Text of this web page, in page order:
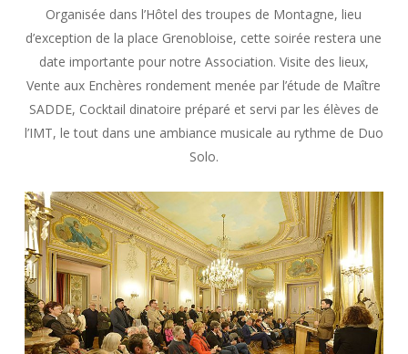
Organisée dans l’Hôtel des troupes de Montagne, lieu
d’exception de la place Grenobloise, cette soirée restera une
date importante pour notre Association. Visite des lieux,
Vente aux Enchères rondement menée par l’étude de Maître
SADDE, Cocktail dinatoire préparé et servi par les élèves de
l’IMT, le tout dans une ambiance musicale au rythme de Duo
Solo.